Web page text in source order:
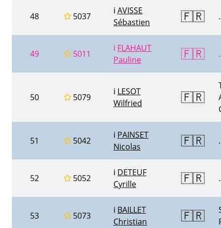
48 5037
ℹ️ AVISSE
Sébastien
🇫🇷 .
49 5011
ℹ️ FLAHAUT
Pauline
🇫🇷 .
50 5079
ℹ️ LESOT
Wilfried
🇫🇷
51 5042
ℹ️ PAINSET
Nicolas
🇫🇷 .
52 5052
ℹ️ DETEUF
Cyrille
🇫🇷 .
53 5073
ℹ️ BAILLET
Christian
🇫🇷